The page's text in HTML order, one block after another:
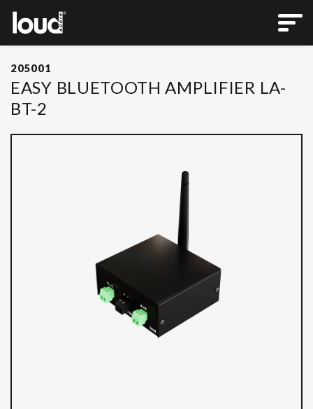
205001
EASY BLUETOOTH AMPLIFIER LA-
BT-2